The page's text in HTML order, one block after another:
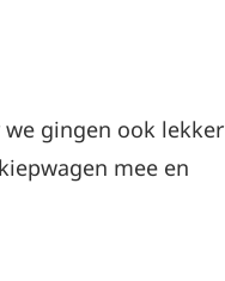
gingen ook lekker
mee en